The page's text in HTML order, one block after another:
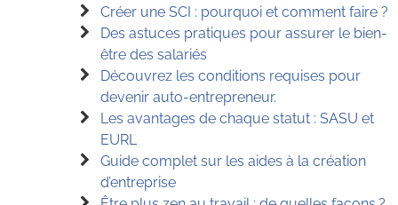
Créer une SCI : pourquoi et comment faire ?
Des astuces pratiques pour assurer le bien-
être des salariés
Découvrez les conditions requises pour
devenir auto-entrepreneur.
Les avantages de chaque statut : SASU et
EURL
Guide complet sur les aides à la création
d’entreprise